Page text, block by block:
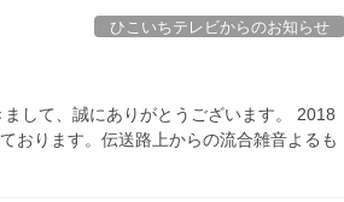
ひこいちテレビからのお知らせ
して、誠にありがとうございます。 2018
おります。伝送路上からの流合雑音よるも